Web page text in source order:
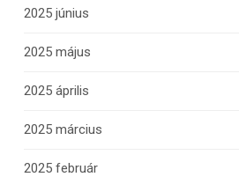
2025 június
2025 május
2025 április
2025 március
2025 február